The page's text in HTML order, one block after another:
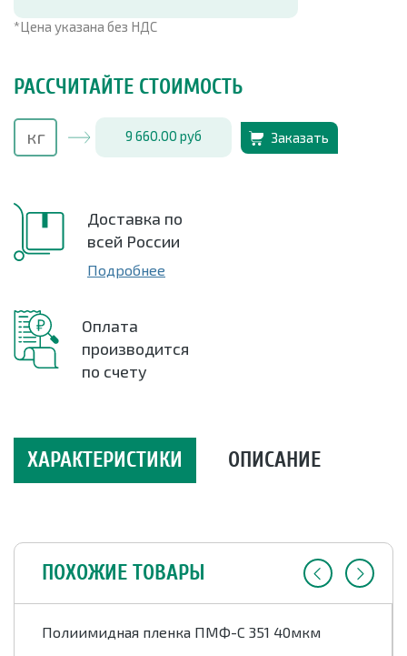
*Цена указана без НДС
РАССЧИТАЙТЕ СТОИМОСТЬ
9 660.00 руб Заказать
Доставка по
всей России
Подробнее
Оплата
производится
по счету
ХАРАКТЕРИСТИКИ ОПИСАНИЕ
ПОХОЖИЕ ТОВАРЫ
Полиимидная пленка ПМФ-С 351 40мкм